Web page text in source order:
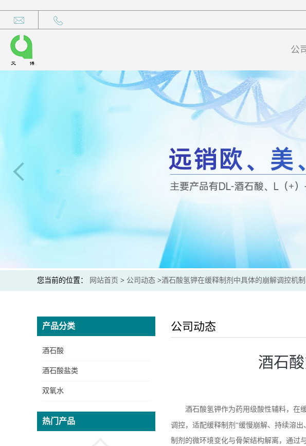
公
您当前的位置： 网站首页 > 公司动态 >酒石酸氢钾在缓释制剂中具体的崩解调控机制
产品分类
酒石酸
酒石酸盐类
双氧水
热门产品
酒石酸钾钠生产厂家 提供
公司动态
酒石
酒石酸氢钾作为药用级酸性辅料，在
调控，适配缓释制剂“缓慢崩解、持续溶
制剂的微环境变化与骨架结构解离，通过